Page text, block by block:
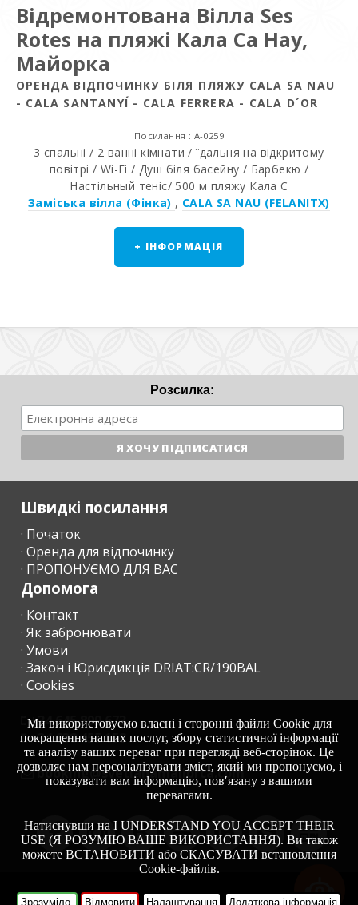
Відремонтована Вілла Ses
Rotes на пляжі Кала Са Нау,
Майорка
ОРЕНДА ВІДПОЧИНКУ БІЛЯ ПЛЯЖУ CALA SA NAU
- CALA SANTANYÍ - CALA FERRERA - CALA D´OR
Посилання : A-0259
3 спальні / 2 ванні кімнати / їдальня на відкритому
повітрі / Wi-Fi / Душ біля басейну / Барбекю /
Настiльный тенiс/ 500 м пляжу Кала С
Заміська вілла (Фінка) , CALA SA NAU (FELANITX)
+ ІНФОРМАЦІЯ
Розсилка:
Швидкі посилання
· Початок
· Оренда для відпочинку
· ПРОПОНУЄМО ДЛЯ ВАС
Допомога
· Контакт
· Як забронювати
· Умови
· Закон і Юрисдикція DRIAT:CR/190BAL
· Cookies
+34 645 899 673
+34 638 455 158
moc.acrollamanaltevs@gnikoob
- HOME
Ми використовуємо власні і сторонні файли Cookie для
покращення наших послуг, збору статистичної інформації
та аналізу ваших переваг при перегляді веб-сторінок. Це
дозволяє нам персоналізувати зміст, який ми пропонуємо, і
показувати вам інформацію, пов′язану з вашими
перевагами.
Натиснувши на I UNDERSTAND YOU ACCEPT THEIR
USE (Я РОЗУМІЮ ВАШЕ ВИКОРИСТАННЯ). Ви також
можете ВСТАНОВИТИ або СКАСУВАТИ встановлення
Cookie-файлів.
Зрозуміло, Відмовити Налаштування Додаткова інформація